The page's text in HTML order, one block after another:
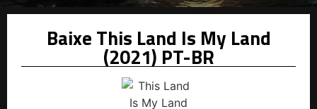
Baixe This Land Is My Land
(2021) PT-BR